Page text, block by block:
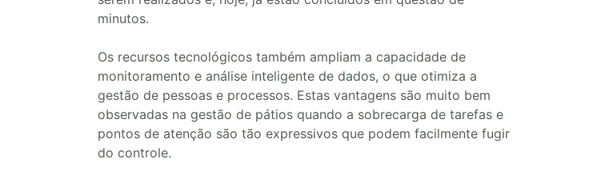
minutos.
Os recursos tecnológicos também ampliam a capacidade de
monitoramento e análise inteligente de dados, o que otimiza a
gestão de pessoas e processos. Estas vantagens são muito bem
observadas na gestão de pátios quando a sobrecarga de tarefas e
pontos de atenção são tão expressivos que podem facilmente fugir
do controle.